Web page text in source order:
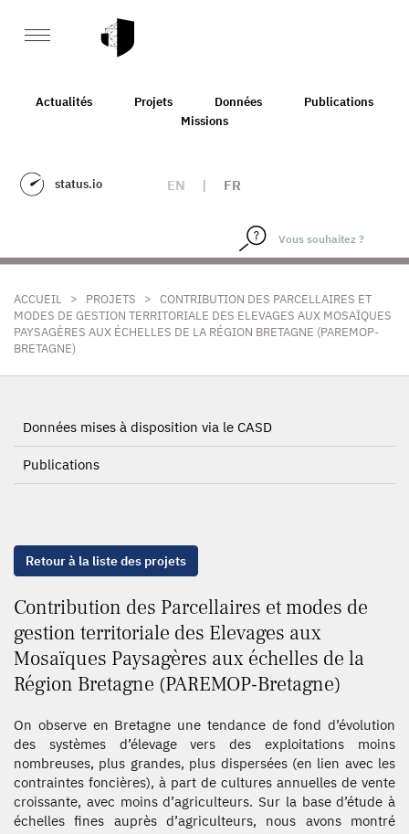
Actualités Projets Données
Publications
Missions
status.io EN | FR
ACCUEIL > PROJETS > CONTRIBUTION DES PARCELLAIRES ET
MODES DE GESTION TERRITORIALE DES ELEVAGES AUX MOSAÏQUES
PAYSAGÈRES AUX ÉCHELLES DE LA RÉGION BRETAGNE (PAREMOP-
BRETAGNE)
Données mises à disposition via le CASD
Publications
Retour à la liste des projets
Contribution des Parcellaires et modes de
gestion territoriale des Elevages aux
Mosaïques Paysagères aux échelles de la
Région Bretagne (PAREMOP-Bretagne)
On observe en Bretagne une tendance de fond d’évolution
des systèmes d’élevage vers des exploitations moins
nombreuses, plus grandes, plus dispersées (en lien avec les
contraintes foncières), à part de cultures annuelles de vente
croissante, avec moins d’agriculteurs. Sur la base d’étude à
échelles fines auprès d’agriculteurs, nous avons montré